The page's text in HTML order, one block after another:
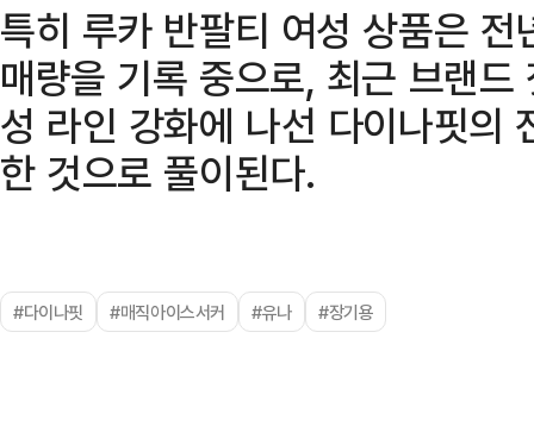
특히 루카 반팔티 여성 상품은
매량을 기록 중으로, 최근 브랜
성 라인 강화에 나선 다이나핏의
한 것으로 풀이된다.
#다이나핏 #매직아이스서커 #유나 #장기용